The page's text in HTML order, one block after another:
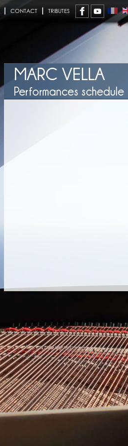
MARC VELLA
Performances schedule
CONTACT TRIBUTES